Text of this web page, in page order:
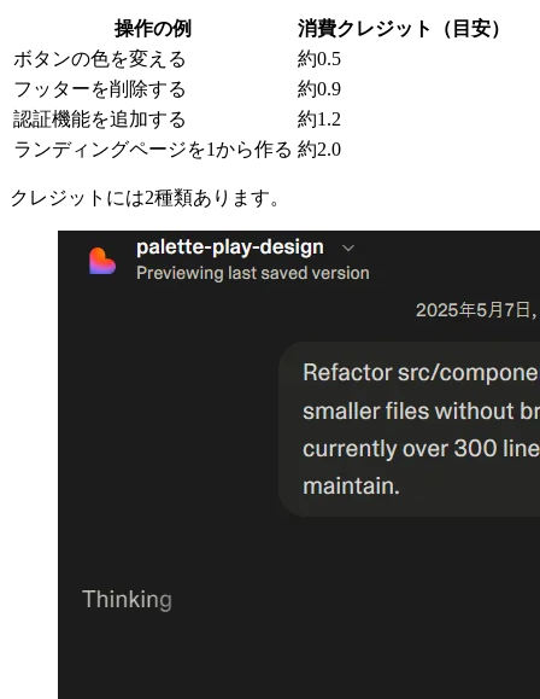
操作の例
消費クレジット（目安）
ボタンの色を変える
約0.5
フッターを削除する
約0.9
認証機能を追加する
約1.2
ランディングページを1から作る 約2.0
クレジットには2種類あります。